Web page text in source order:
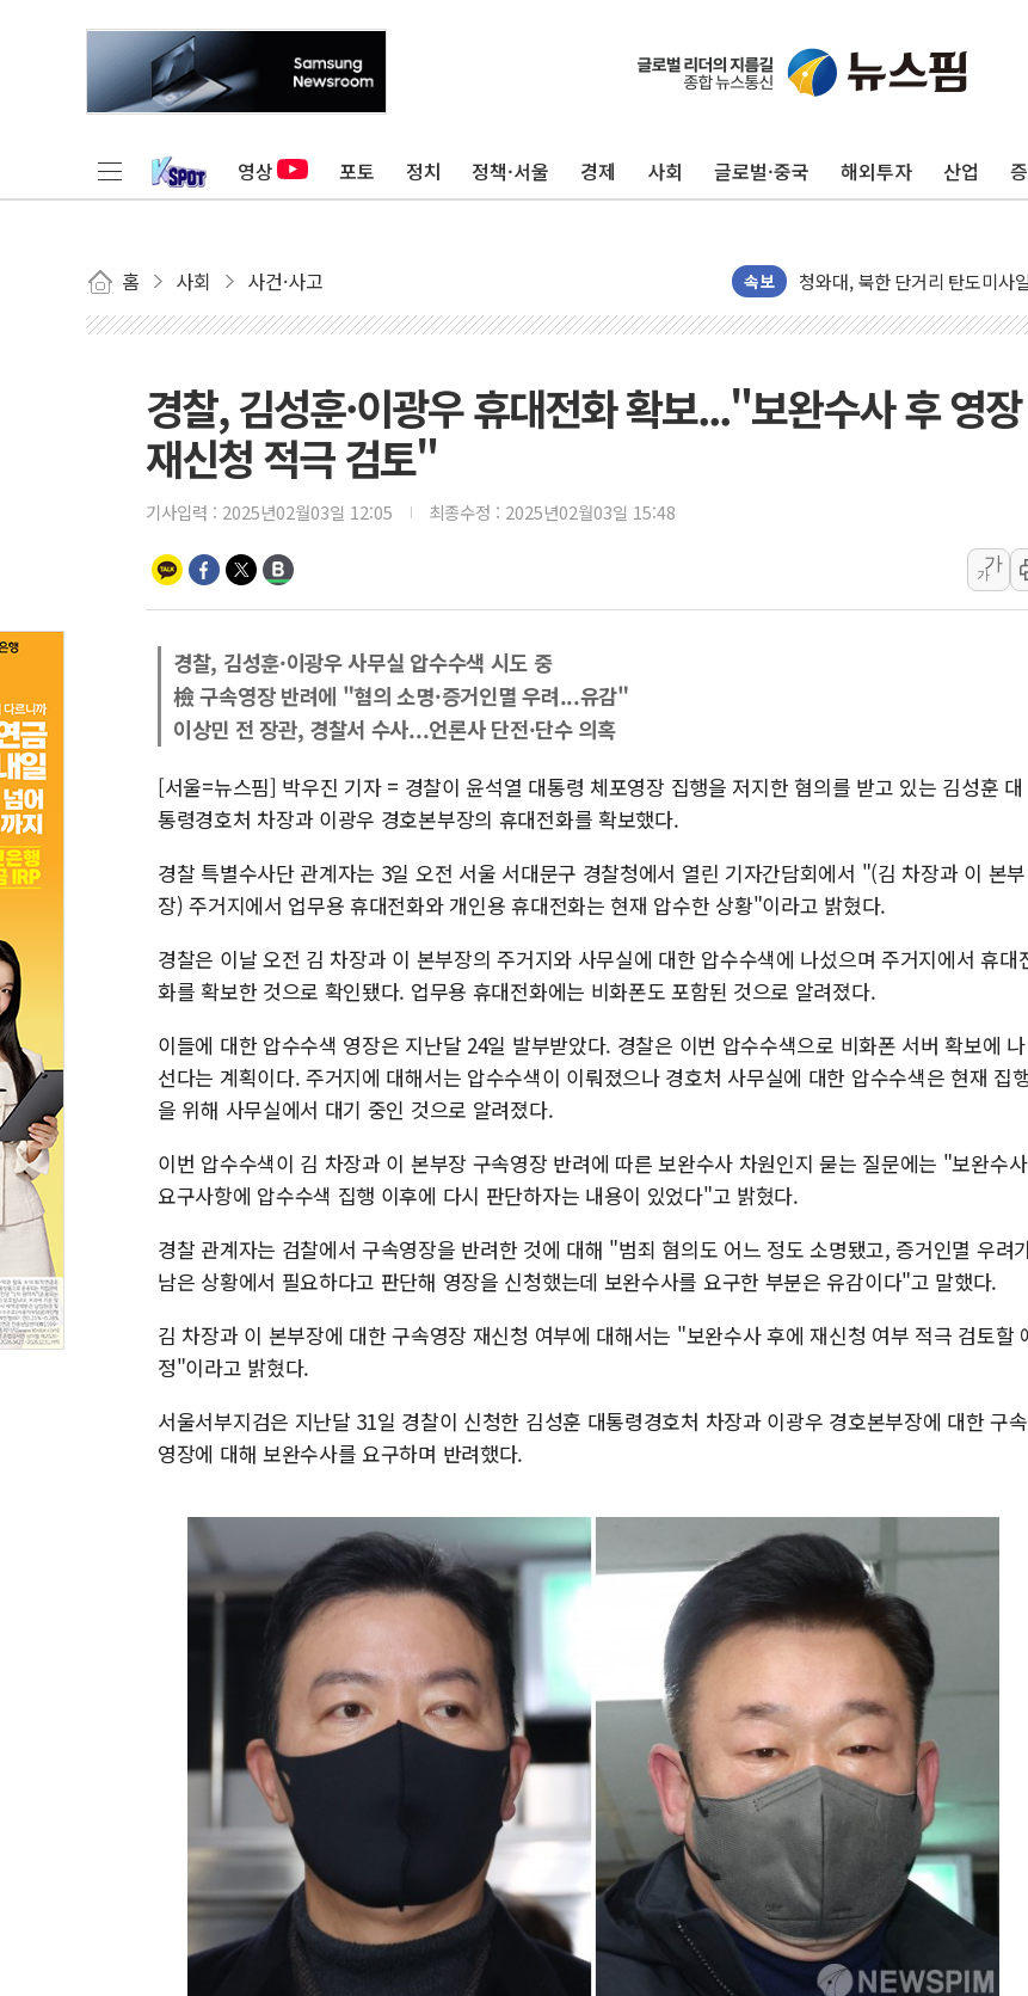
영상 포토 정치 정책·서울 경제 사회 글로벌·중국 해외투자 산업
홈 사회 사건·사고 속보
유럽증시, 견조한 실적 소화하
리투아니아 국방 "러, 우크라
뉴욕증시 개장 전 특징주...모
김정관 장관 "영업이익 N%
청와대, 북한 단거리 탄도미사
금값 7주 만에 최고…美 고용
러, 1인칭시점 드론으로 우크
[베트남 증시] 지수 하락 속
해군 1함대 창설 80주년…지
[3보] 북, 원산서 동해로 단거
경찰, 김성훈·이광우 휴대전화 확보..."보완수사 후 영장
재신청 적극 검토"
기사입력 : 2025년02월03일 12:05 최종수정 : 2025년02월03일 15:48
가
가
경찰, 김성훈·이광우 사무실 압수수색 시도 중
檢 구속영장 반려에 "혐의 소명·증거인멸 우려...유감"
이상민 전 장관, 경찰서 수사...언론사 단전·단수 의혹
[서울=뉴스핌] 박우진 기자 = 경찰이 윤석열 대통령 체포영장 집행을 저지한 혐의를 받고 있는 김성훈 대
통령경호처 차장과 이광우 경호본부장의 휴대전화를 확보했다.
경찰 특별수사단 관계자는 3일 오전 서울 서대문구 경찰청에서 열린 기자간담회에서 "(김 차장과 이 본부
장) 주거지에서 업무용 휴대전화와 개인용 휴대전화는 현재 압수한 상황"이라고 밝혔다.
경찰은 이날 오전 김 차장과 이 본부장의 주거지와 사무실에 대한 압수수색에 나섰으며 주거지에서 휴대
화를 확보한 것으로 확인됐다. 업무용 휴대전화에는 비화폰도 포함된 것으로 알려졌다.
이들에 대한 압수수색 영장은 지난달 24일 발부받았다. 경찰은 이번 압수수색으로 비화폰 서버 확보에 나
선다는 계획이다. 주거지에 대해서는 압수수색이 이뤄졌으나 경호처 사무실에 대한 압수수색은 현재 집
을 위해 사무실에서 대기 중인 것으로 알려졌다.
이번 압수수색이 김 차장과 이 본부장 구속영장 반려에 따른 보완수사 차원인지 묻는 질문에는 "보완수사
요구사항에 압수수색 집행 이후에 다시 판단하자는 내용이 있었다"고 밝혔다.
경찰 관계자는 검찰에서 구속영장을 반려한 것에 대해 "범죄 혐의도 어느 정도 소명됐고, 증거인멸 우려
남은 상황에서 필요하다고 판단해 영장을 신청했는데 보완수사를 요구한 부분은 유감이다"고 말했다.
김 차장과 이 본부장에 대한 구속영장 재신청 여부에 대해서는 "보완수사 후에 재신청 여부 적극 검토할
정"이라고 밝혔다.
서울서부지검은 지난달 31일 경찰이 신청한 김성훈 대통령경호처 차장과 이광우 경호본부장에 대한 구속
영장에 대해 보완수사를 요구하며 반려했다.